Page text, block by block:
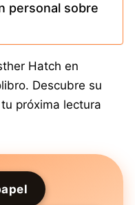
personal sobre
Hatch en
Descubre su
próxima lectura